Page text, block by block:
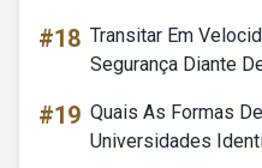
#18 Transitar Em
Segurança Diante
#19 Quais As Formas
Universidades